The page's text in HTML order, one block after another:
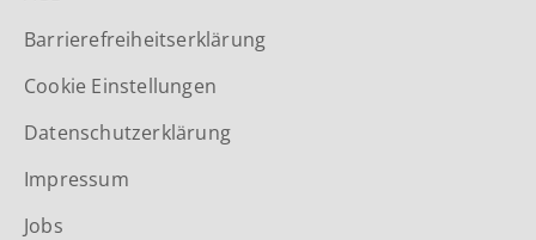
Barrierefreiheitserklärung
Cookie Einstellungen
Datenschutzerklärung
Impressum
Jobs